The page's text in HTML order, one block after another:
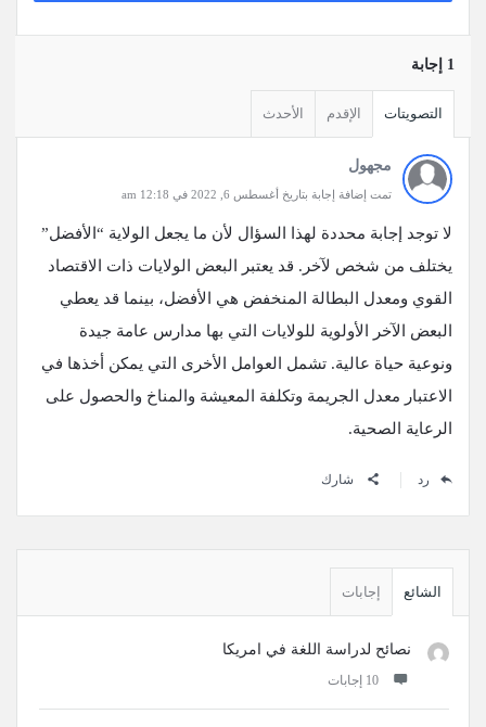
‫1 إجابة
التصويتات الإقدم الأحدث
مجهول
تمت إضافة إجابة بتاريخ أغسطس 6, 2022 في 12:18 am
لا توجد إجابة محددة لهذا السؤال لأن ما يجعل الولاية “الأفضل”
يختلف من شخص لآخر. قد يعتبر البعض الولايات ذات الاقتصاد
القوي ومعدل البطالة المنخفض هي الأفضل، بينما قد يعطي
البعض الآخر الأولوية للولايات التي بها مدارس عامة جيدة
ونوعية حياة عالية. تشمل العوامل الأخرى التي يمكن أخذها في
الاعتبار معدل الجريمة وتكلفة المعيشة والمناخ والحصول على
الرعاية الصحية.
رد شارك
الجانبيةالشائع إجابات
نصائح لدراسة اللغة في امريكا
‫10 إجابات